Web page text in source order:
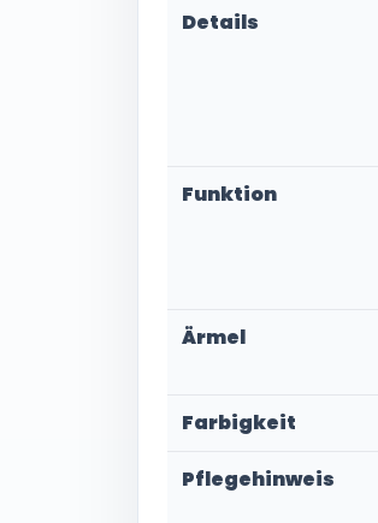
Details
Funktion
Ärmel
Farbigkeit
Pflegehinweis